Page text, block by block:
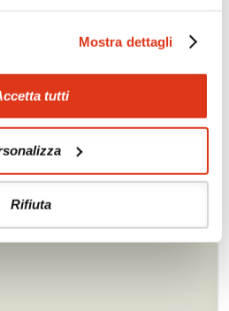
Mostra dettagli
tutti
Rifiuta
Etnoturismo
Soggiorni benessere